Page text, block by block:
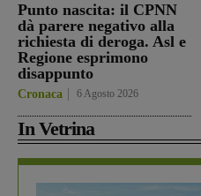
Punto nascita: il CPNN
dà parere negativo alla
richiesta di deroga. Asl e
Regione esprimono
disappunto
Cronaca 6 Agosto 2026
In Vetrina